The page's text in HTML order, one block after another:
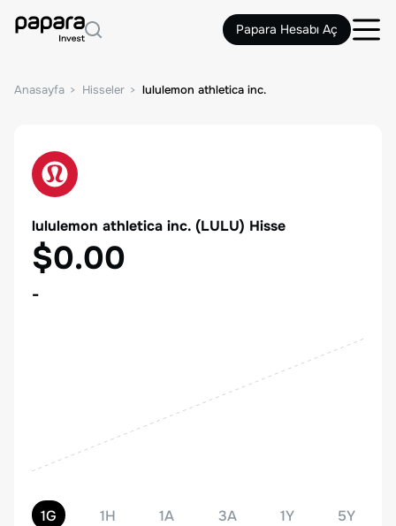
Papara Hesabı Aç
Anasayfa Hisseler lululemon athletica inc.
lululemon athletica inc. (LULU) Hisse
$0.00
-
1G 1H 1A 3A 1Y 5Y